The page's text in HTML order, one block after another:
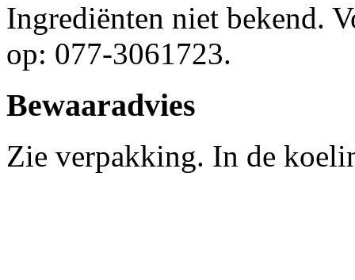
Ingrediënten niet bekend.
op: 077-3061723.
Bewaaradvies
Zie verpakking. In de